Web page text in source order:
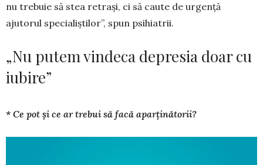
nu trebuie să stea retrași, ci să caute de urgență
ajutorul specialiștilor”, spun psihiatrii.
„Nu putem vindeca depresia doar cu
iubire”
* Ce pot și ce ar trebui să facă aparținătorii?